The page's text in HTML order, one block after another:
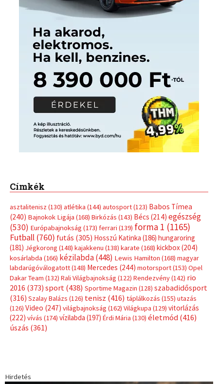
Címkék
asztalitenisz (130) atlétika (144) autosport(123) Babos Tímea
(240) Bajnokok Ligája (168) Birkózás (143) Bécs (214) egészség
(530) Európabajnokság (173) ferrari (139) forma 1 (1165)
Futball (760) futás (305) Hosszú Katinka (186) hungaroring
(181) Jégkorong (148) kajakkenu (138) karate (168) kickbox(204)
kosárlabda (166) kézilabda(448) Lewis Hamilton (168) magyar
labdarúgóválogatott(148) Mercedes (244) motorsport(153) Opel
Dakar Team (132) Rali Világbajnokság (122) Rendezvény(142) rio
2016 (373) sport(438) Sportime Magazin (128) szabadidősport
(316) Szalay Balázs (126) tenisz (416) táplálkozás (155) utazás
(126) Video (247) világbajnokság (162) Világkupa (129) vitorlázás
(222) vívás (174) vízilabda (197) Érdi Mária (130) életmód(416)
úszás (361)
Hirdetés